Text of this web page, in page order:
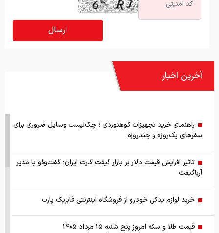
آخرین اخبار
راهنمای خرید تجهیزات کوهنوردی ؛ چک‌لیست وسایل ضروری برای
سفرهای یک‌روزه و چندروزه
تاثیر افزایش قیمت دلار بر بازار گیفت کارت ایران؛ گفت‌وگو با مدیر
آریاگیفت
خرید لوازم یدکی خودرو از فروشگاه اینترنتی فابریک پارت
قیمت طلا و سکه امروز پنج شنبه ۱۵ مرداد ۱۴۰۵